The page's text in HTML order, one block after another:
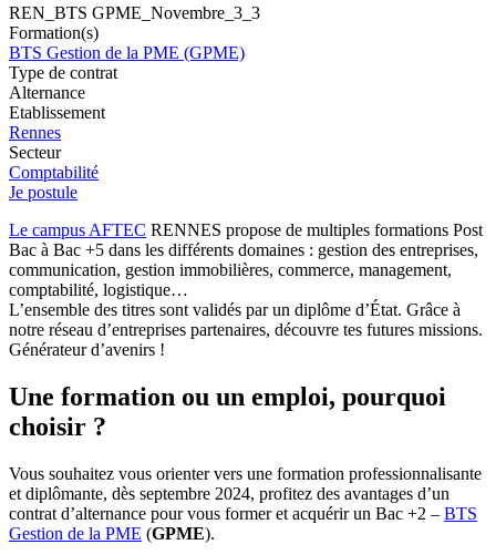
REN_BTS GPME_Novembre_3_3
Formation(s)
BTS Gestion de la PME (GPME)
Type de contrat
Alternance
Etablissement
Rennes
Secteur
Comptabilité
Je postule
Le campus AFTEC RENNES propose de multiples formations Post
Bac à Bac +5 dans les différents domaines : gestion des entreprises,
communication, gestion immobilières, commerce, management,
comptabilité, logistique…
L’ensemble des titres sont validés par un diplôme d’État. Grâce à
notre réseau d’entreprises partenaires, découvre tes futures missions.
Générateur d’avenirs !
Une formation ou un emploi, pourquoi
choisir ?
Vous souhaitez vous orienter vers une formation professionnalisante
et diplômante, dès septembre 2024, profitez des avantages d’un
contrat d’alternance pour vous former et acquérir un Bac +2 – BTS
Gestion de la PME (GPME).